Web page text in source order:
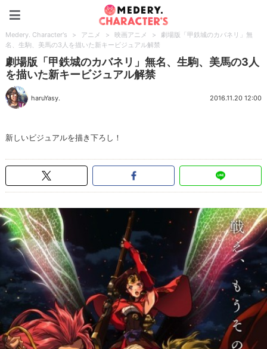
Medery. Character's > アニメ > 映画アニメ >
劇場版「甲鉄城のカバネリ」無
名、生駒、美馬の3人を描いた新キービジュアル解禁
劇場版「甲鉄城のカバネリ」無名、生駒、美馬の3人
を描いた新キービジュアル解禁
haruYasy. 2016.11.20 12:00
新しいビジュアルを描き下ろし！